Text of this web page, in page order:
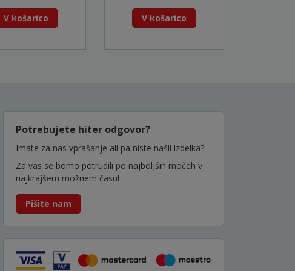
V košarico V košarico
Potrebujete hiter odgovor?
Imate za nas vprašanje ali pa niste našli izdelka?
Za vas se bomo potrudili po najboljših močeh v
najkrajšem možnem času!
Pišite nam